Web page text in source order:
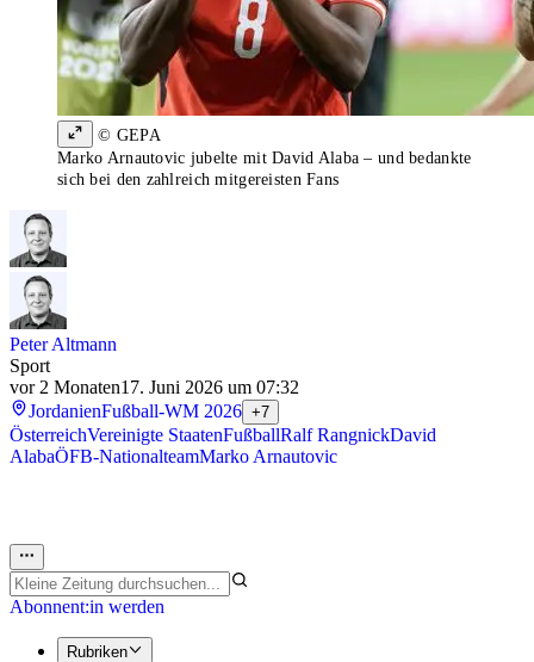
© GEPA
Marko Arnautovic jubelte mit David Alaba – und bedankte
sich bei den zahlreich mitgereisten Fans
Peter Altmann
Sport
vor 2 Monaten17. Juni 2026 um 07:32
JordanienFußball-WM 2026 +7
ÖsterreichVereinigte StaatenFußballRalf RangnickDavid
AlabaÖFB-NationalteamMarko Arnautovic
Abonnent:in werden
Rubriken